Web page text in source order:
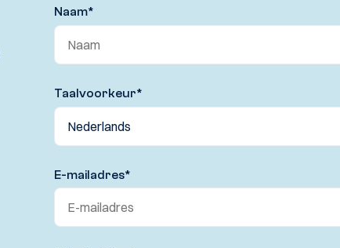
Naam*
Taalvoorkeur*
E-mailadres*